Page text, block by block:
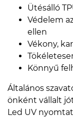
Ütésálló
Védelem
ellen
Vékony,
Könnyű
Általános
önként vállalt
Led UV